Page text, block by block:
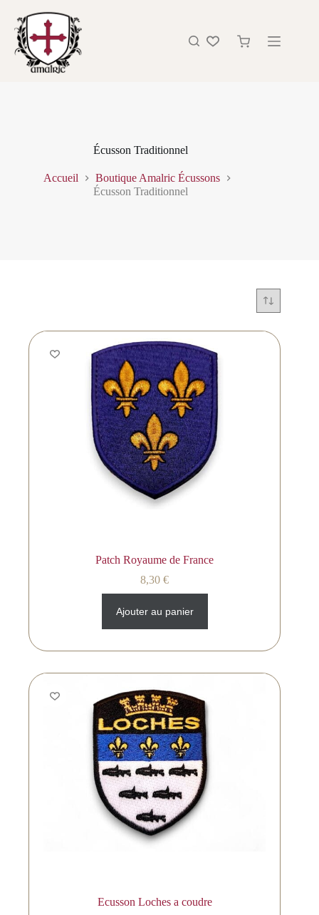
Écusson Traditionnel
Accueil
Boutique Amalric Écussons
Écusson Traditionnel
Patch Royaume de France
8,30€
Ajouter au panier
Ecusson Loches a coudre